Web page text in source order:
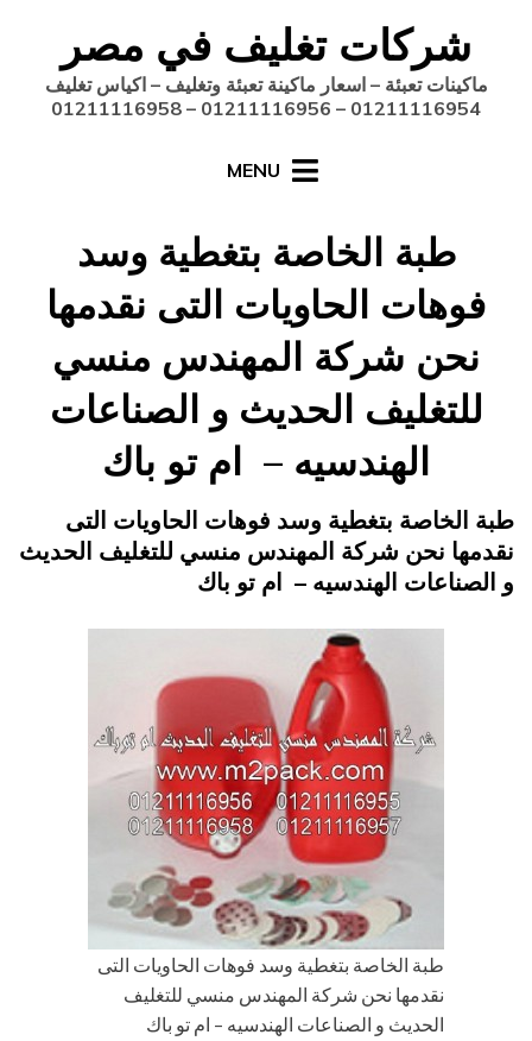
content
شركات تغليف في مصر
ماكينات تعبئة – اسعار ماكينة تعبئة وتغليف – اكياس تغليف
01211116954 – 01211116956 – 01211116958
MENU
طبة الخاصة بتغطية وسد
فوهات الحاويات التى نقدمها
نحن شركة المهندس منسي
للتغليف الحديث و الصناعات
الهندسيه – ام تو باك
on
طبة الخاصة بتغطية وسد فوهات الحاويات التى
نقدمها نحن شركة المهندس منسي للتغليف الحديث
و الصناعات الهندسيه – ام تو باك
طبة الخاصة بتغطية وسد فوهات الحاويات التى
نقدمها نحن شركة المهندس منسي للتغليف
الحديث و الصناعات الهندسيه – ام تو باك